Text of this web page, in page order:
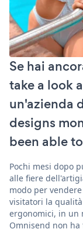
Se hai
take a look
un'azienda
designs
been able
Pochi mesi dopo
alle fiere
modo per
visitatori la
ergonomici, in un
Omnisend non